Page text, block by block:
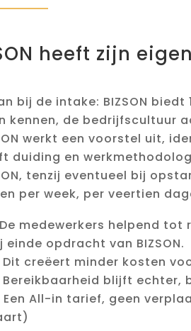
heeft zijn
bij de intake: BIZSON
kennen, de bedrijfscultuur
werkt een voorstel uit,
duiding en
tenzij eventueel bij
per week, per veertien
De medewerkers helpend
einde opdracht van BIZSON.
Dit creëert minder kosten
Bereikbaarheid blijft echter,
Een All-in tarief, geen